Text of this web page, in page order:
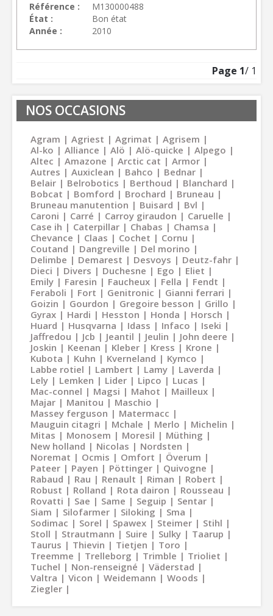
Référence
M130000488
État
Bon état
Année
2010
Page 1/ 1
NOS OCCASIONS
Agram Agriest Agrimat
Agrisem
Al-ko
Alliance Alö Alö-quicke
Alpego
Altec
Amazone Arctic cat
Armor
Autres
Auxiclean Bahco
Bednar
Belair
Belrobotics Berthoud
Blanchard
Bobcat
Bomford Brochard
Bruneau
Bruneau manutention
Buisard
Bvl
Caroni
Carré Carroy giraudon
Caruelle
Case ih
Caterpillar Chabas
Chamsa
Chevance
Claas Cochet
Cornu
Coutand
Dangreville
Del morino
Delimbe
Demarest Desvoys
Deutz-fahr
Dieci
Divers Duchesne Ego
Eliet
Emily
Faresin Faucheux Fella
Fendt
Feraboli
Fort Genitronic
Gianni ferrari
Goizin
Gourdon Gregoire besson
Grillo
Gyrax
Hardi Hesston Honda
Horsch
Huard
Husqvarna Idass Infaco
Iseki
Jaffredou
Jcb Jeantil Jeulin
John deere
Joskin
Keenan Kleber Kress
Krone
Kubota
Kuhn Kverneland
Kymco
Labbe rotiel
Lambert Lamy
Laverda
Lely
Lemken Lider Lipco
Lucas
Mac-connel
Magsi Mahot
Mailleux
Majar
Manitou
Maschio
Massey ferguson
Matermacc
Mauguin citagri
Mchale Merlo
Michelin
Mitas
Monosem Moresil
Müthing
New holland
Nicolas
Nordsten
Noremat
Ocmis Omfort
Överum
Pateer
Payen Pöttinger
Quivogne
Rabaud
Rau Renault Riman
Robert
Robust
Rolland Rota dairon
Rousseau
Rovatti
Sae Same Seguip
Sentar
Siam
Silofarmer Siloking
Sma
Sodimac
Sorel Spawex Steimer
Stihl
Stoll
Strautmann Suire Sulky
Taarup
Taurus
Thievin Tietjen
Toro
Treemme
Trelleborg Trimble
Trioliet
Tuchel
Non-renseigné
Väderstad
Valtra
Vicon Weidemann
Woods
Ziegler